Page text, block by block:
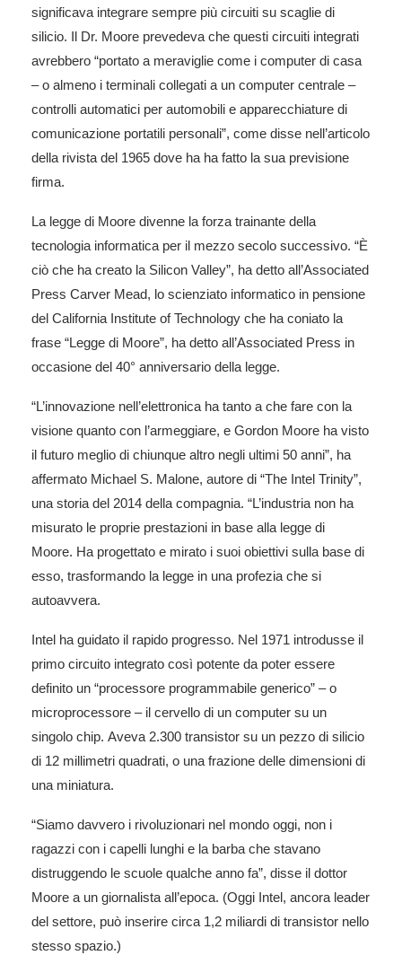
significava integrare sempre più circuiti su scaglie di
silicio. Il Dr. Moore prevedeva che questi circuiti integrati
avrebbero “portato a meraviglie come i computer di casa
– o almeno i terminali collegati a un computer centrale –
controlli automatici per automobili e apparecchiature di
comunicazione portatili personali”, come disse nell’articolo
della rivista del 1965 dove ha ha fatto la sua previsione
firma.
La legge di Moore divenne la forza trainante della
tecnologia informatica per il mezzo secolo successivo. “È
ciò che ha creato la Silicon Valley”, ha detto all’Associated
Press Carver Mead, lo scienziato informatico in pensione
del California Institute of Technology che ha coniato la
frase “Legge di Moore”, ha detto all’Associated Press in
occasione del 40° anniversario della legge.
“L’innovazione nell’elettronica ha tanto a che fare con la
visione quanto con l’armeggiare, e Gordon Moore ha visto
il futuro meglio di chiunque altro negli ultimi 50 anni”, ha
affermato Michael S. Malone, autore di “The Intel Trinity”,
una storia del 2014 della compagnia. “L’industria non ha
misurato le proprie prestazioni in base alla legge di
Moore. Ha progettato e mirato i suoi obiettivi sulla base di
esso, trasformando la legge in una profezia che si
autoavvera.
Intel ha guidato il rapido progresso. Nel 1971 introdusse il
primo circuito integrato così potente da poter essere
definito un “processore programmabile generico” – o
microprocessore – il cervello di un computer su un
singolo chip. Aveva 2.300 transistor su un pezzo di silicio
di 12 millimetri quadrati, o una frazione delle dimensioni di
una miniatura.
“Siamo davvero i rivoluzionari nel mondo oggi, non i
ragazzi con i capelli lunghi e la barba che stavano
distruggendo le scuole qualche anno fa”, disse il dottor
Moore a un giornalista all’epoca. (Oggi Intel, ancora leader
del settore, può inserire circa 1,2 miliardi di transistor nello
stesso spazio.)